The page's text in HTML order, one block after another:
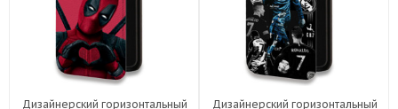
Дизайнерский горизонтальный
Дизайнерский горизонтальный